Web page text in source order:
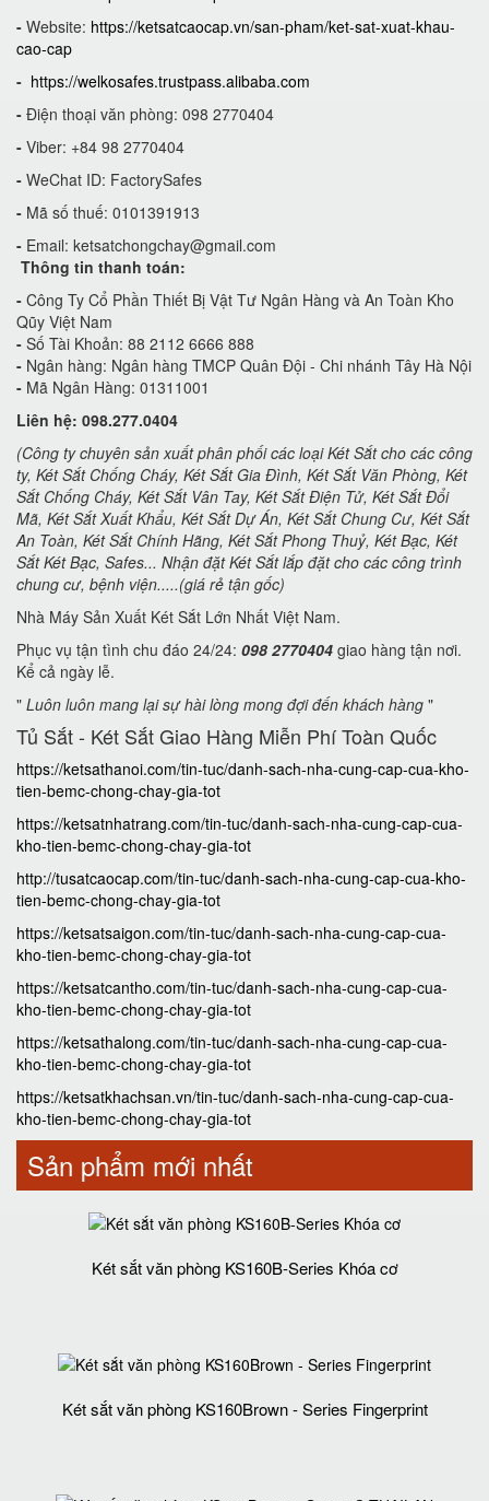
- Website: https://ketsatcaocap.vn/san-pham/ket-sat-xuat-khau-
cao-cap
- https://welkosafes.trustpass.alibaba.com
- Điện thoại văn phòng: 098 2770404
- Viber: +84 98 2770404
- WeChat ID: FactorySafes
- Mã số thuế: 0101391913
- Email: ketsatchongchay@gmail.com
Thông tin thanh toán:
- Công Ty Cổ Phần Thiết Bị Vật Tư Ngân Hàng và An Toàn Kho
Qũy Việt Nam
- Số Tài Khoản: 88 2112 6666 888
- Ngân hàng: Ngân hàng TMCP Quân Đội - Chi nhánh Tây Hà Nội
- Mã Ngân Hàng: 01311001
Liên hệ: 098.277.0404
(Công ty chuyên sản xuất phân phối các loại Két Sắt cho các công
ty, Két Sắt Chống Cháy, Két Sắt Gia Đình, Két Sắt Văn Phòng, Két
Sắt Chống Cháy, Két Sắt Vân Tay, Két Sắt Điện Tử, Két Sắt Đổi
Mã, Két Sắt Xuất Khẩu, Két Sắt Dự Án, Két Sắt Chung Cư, Két Sắt
An Toàn, Két Sắt Chính Hãng, Két Sắt Phong Thuỷ, Két Bạc, Két
Sắt Két Bạc, Safes... Nhận đặt Két Sắt lắp đặt cho các công trình
chung cư, bệnh viện.....(giá rẻ tận gốc)
Nhà Máy Sản Xuất Két Sắt Lớn Nhất Việt Nam.
Phục vụ tận tình chu đáo 24/24: 098 2770404 giao hàng tận nơi.
Kể cả ngày lễ.
" Luôn luôn mang lại sự hài lòng mong đợi đến khách hàng "
Tủ Sắt - Két Sắt Giao Hàng Miễn Phí Toàn Quốc
https://ketsathanoi.com/tin-tuc/danh-sach-nha-cung-cap-cua-kho-
tien-bemc-chong-chay-gia-tot
https://ketsatnhatrang.com/tin-tuc/danh-sach-nha-cung-cap-cua-
kho-tien-bemc-chong-chay-gia-tot
http://tusatcaocap.com/tin-tuc/danh-sach-nha-cung-cap-cua-kho-
tien-bemc-chong-chay-gia-tot
https://ketsatsaigon.com/tin-tuc/danh-sach-nha-cung-cap-cua-
kho-tien-bemc-chong-chay-gia-tot
https://ketsatcantho.com/tin-tuc/danh-sach-nha-cung-cap-cua-
kho-tien-bemc-chong-chay-gia-tot
https://ketsathalong.com/tin-tuc/danh-sach-nha-cung-cap-cua-
kho-tien-bemc-chong-chay-gia-tot
https://ketsatkhachsan.vn/tin-tuc/danh-sach-nha-cung-cap-cua-
kho-tien-bemc-chong-chay-gia-tot
Sản phẩm mới nhất
Két sắt văn phòng KS160B-Series Khóa cơ
Két sắt văn phòng KS160Brown - Series Fingerprint